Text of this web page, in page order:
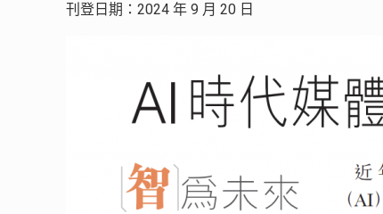
刊登日期：2024 年 9 月 20 日